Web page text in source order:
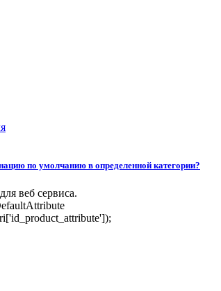
по умолчанию в определенной категории?
веб сервиса.